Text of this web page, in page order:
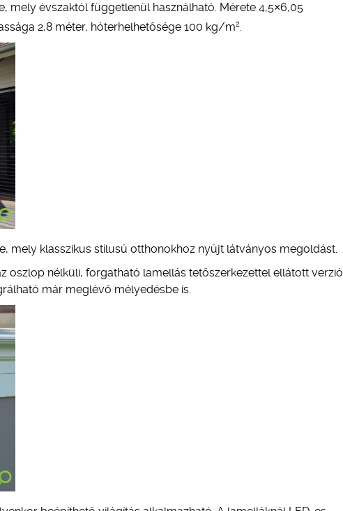
mely évszaktól függetlenül használható. Mérete 4,5×6,05
2,8 méter, hóterhelhetősége 100 kg/m2.
mely klasszikus stílusú otthonokhoz nyújt látványos megoldást.
oszlop nélküli, forgatható lamellás tetőszerkezettel ellátott verzió
már meglévő mélyedésbe is.